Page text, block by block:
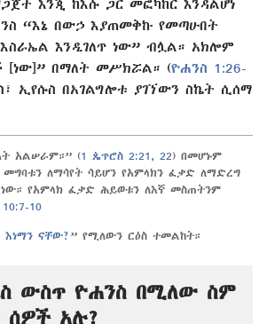
እንጂ ከእሱ ጋር መፎካከር እንዳልሆነ
“እኔ በውኃ እያጠመቅኩ የመጣሁበት
እንዲገለጥ ነው” ብሏል። አክሎም
[ነው]” በማለት መሥክሯል። (ዮሐንስ 1:26-
ኢየሱስ በአገልግሎቱ ያገኘውን ስኬት ሲሰማ
አልሠራም።” (1 ጴጥሮስ 2:21, 22) በመሆኑም
ለማሳየት ሳይሆን የአምላክን ፈቃድ ለማድረግ
ነው። የአምላክ ፈቃድ ሕይወቱን ለእኛ መስጠትንም
10
ናቸው?” የሚለውን ርዕስ ተመልከት።
ውስጥ ዮሐንስ በሚለው ስም
ሰዎች አሉ?